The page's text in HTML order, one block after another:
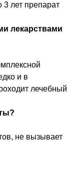
лет препарат
лекарствами
и в
лечебный
не вызывает